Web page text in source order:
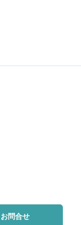
お問合せ